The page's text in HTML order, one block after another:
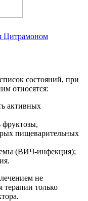
Цитрамоном
состояний, при
относятся:
активных
фруктозы,
пищеварительных
(ВИЧ-инфекция);
не
терапии только